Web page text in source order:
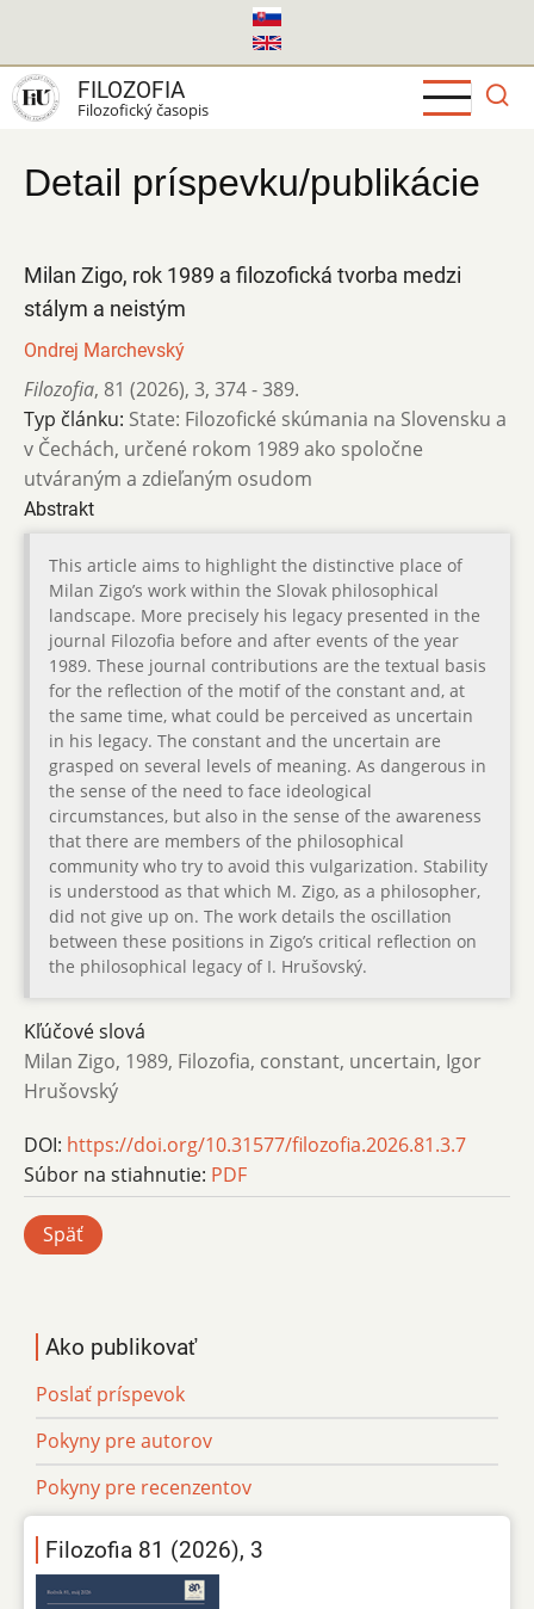
hlavný
obsah
FILOZOFIA
Filozofický časopis
Detail príspevku/publikácie
Milan Zigo, rok 1989 a filozofická tvorba medzi
stálym a neistým
Ondrej Marchevský
Filozofia, 81 (2026), 3, 374 - 389.
Typ článku: State: Filozofické skúmania na Slovensku a
v Čechách, určené rokom 1989 ako spoločne
utváraným a zdieľaným osudom
Abstrakt
This article aims to highlight the distinctive place of
Milan Zigo’s work within the Slovak philosophical
landscape. More precisely his legacy presented in the
journal Filozofia before and after events of the year
1989. These journal contributions are the textual basis
for the reflection of the motif of the constant and, at
the same time, what could be perceived as uncertain
in his legacy. The constant and the uncertain are
grasped on several levels of meaning. As dangerous in
the sense of the need to face ideological
circumstances, but also in the sense of the awareness
that there are members of the philosophical
community who try to avoid this vulgarization. Stability
is understood as that which M. Zigo, as a philosopher,
did not give up on. The work details the oscillation
between these positions in Zigo’s critical reflection on
the philosophical legacy of I. Hrušovský.
Kľúčové slová
Milan Zigo, 1989, Filozofia, constant, uncertain, Igor
Hrušovský
DOI: https://doi.org/10.31577/filozofia.2026.81.3.7
Súbor na stiahnutie: PDF
Späť
Ako publikovať
Poslať príspevok
Pokyny pre autorov
Pokyny pre recenzentov
Filozofia 81 (2026), 3